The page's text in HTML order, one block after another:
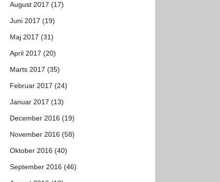
August 2017 (17)
Juni 2017 (19)
Maj 2017 (31)
April 2017 (20)
Marts 2017 (35)
Februar 2017 (24)
Januar 2017 (13)
December 2016 (19)
November 2016 (58)
Oktober 2016 (40)
September 2016 (46)